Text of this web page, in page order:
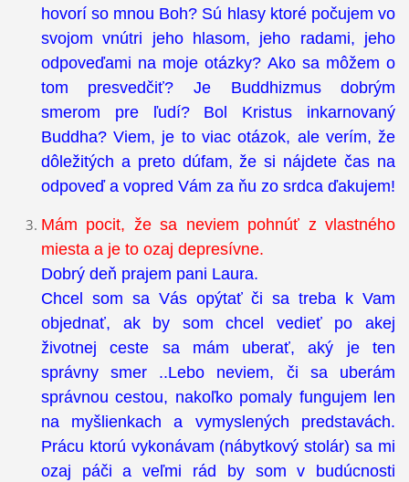
hovorí so mnou Boh? Sú hlasy ktoré počujem vo
svojom vnútri jeho hlasom, jeho radami, jeho
odpoveďami na moje otázky? Ako sa môžem o
tom presvedčiť? Je Buddhizmus dobrým
smerom pre ľudí? Bol Kristus inkarnovaný
Buddha? Viem, je to viac otázok, ale verím, že
dôležitých a preto dúfam, že si nájdete čas na
odpoveď a vopred Vám za ňu zo srdca ďakujem!
Mám pocit, že sa neviem pohnúť z vlastného
miesta a je to ozaj depresívne.
Dobrý deň prajem pani Laura.
Chcel som sa Vás opýtať či sa treba k Vam
objednať, ak by som chcel vedieť po akej
životnej ceste sa mám uberať, aký je ten
správny smer ..Lebo neviem, či sa uberám
správnou cestou, nakoľko pomaly fungujem len
na myšlienkach a vymyslených predstavách.
Prácu ktorú vykonávam (nábytkový stolár) sa mi
ozaj páči a veľmi rád by som v budúcnosti